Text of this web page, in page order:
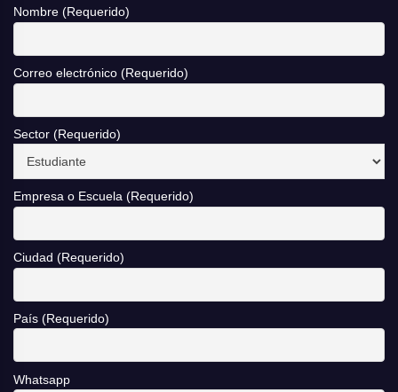
Nombre (Requerido)
Correo electrónico (Requerido)
Sector (Requerido)
Empresa o Escuela (Requerido)
Ciudad (Requerido)
País (Requerido)
Whatsapp